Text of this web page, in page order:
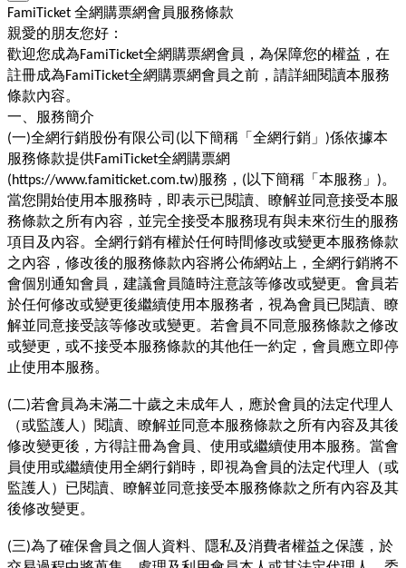
FamiTicket 全網購票網會員服務條款
親愛的朋友您好：
歡迎您成為FamiTicket全網購票網會員，為保障您的權益，在
註冊成為FamiTicket全網購票網會員之前，請詳細閱讀本服務
條款內容。
一、服務簡介
(一)全網行銷股份有限公司(以下簡稱「全網行銷」 )係依據本
服務條款提供FamiTicket全網購票網
(https://www.famiticket.com.tw)服務， (以下簡稱「本服務」 )。
當您開始使用本服務時，即表示已閱讀、瞭解並同意接受本服
務條款之所有內容，並完全接受本服務現有與未來衍生的服務
項目及內容。全網行銷有權於任何時間修改或變更本服務條款
之內容，修改後的服務條款內容將公佈網站上，全網行銷將不
會個別通知會員，建議會員隨時注意該等修改或變更。會員若
於任何修改或變更後繼續使用本服務者，視為會員已閱讀、瞭
解並同意接受該等修改或變更。若會員不同意服務條款之修改
或變更，或不接受本服務條款的其他任一約定，會員應立即停
止使用本服務。
(二)若會員為未滿二十歲之未成年人，應於會員的法定代理人
（或監護人）閱讀、瞭解並同意本服務條款之所有內容及其後
修改變更後，方得註冊為會員、使用或繼續使用本服務。當會
員使用或繼續使用全網行銷時，即視為會員的法定代理人（或
監護人）已閱讀、瞭解並同意接受本服務條款之所有內容及其
後修改變更。
(三)為了確保會員之個人資料、隱私及消費者權益之保護，於